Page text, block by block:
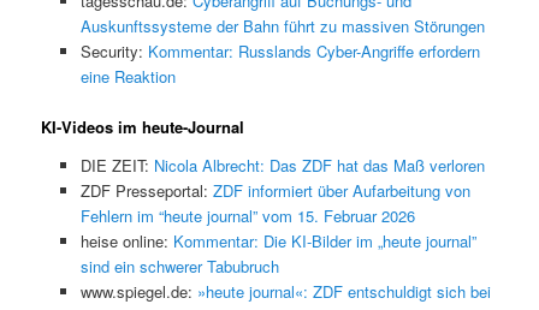
Auskunftssysteme der Bahn führt zu massiven Störungen
Security: Kommentar: Russlands Cyber-Angriffe erfordern
eine Reaktion
KI-Videos im heute-Journal
DIE ZEIT: Nicola Albrecht: Das ZDF hat das Maß verloren
ZDF Presseportal: ZDF informiert über Aufarbeitung von
Fehlern im “heute journal” vom 15. Februar 2026
heise online: Kommentar: Die KI-Bilder im „heute journal”
sind ein schwerer Tabubruch
www.spiegel.de: »heute journal«: ZDF entschuldigt sich bei